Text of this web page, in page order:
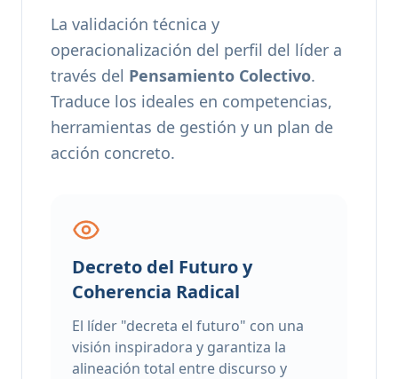
La validación técnica y
operacionalización del perfil del líder a
través del Pensamiento Colectivo.
Traduce los ideales en competencias,
herramientas de gestión y un plan de
acción concreto.
Decreto del Futuro y
Coherencia Radical
El líder "decreta el futuro" con una
visión inspiradora y garantiza la
alineación total entre discurso y